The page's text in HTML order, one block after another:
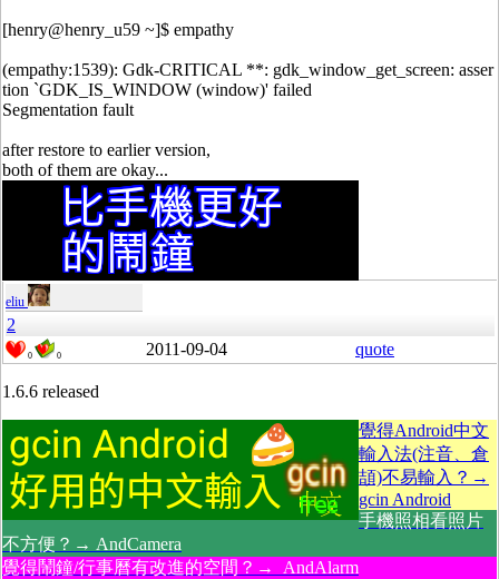
[henry@henry_u59 ~]$ empathy
(empathy:1539): Gdk-CRITICAL **: gdk_window_get_screen: asser
tion `GDK_IS_WINDOW (window)' failed
Segmentation fault
after restore to earlier version,
both of them are okay...
eliu
2
0 0 2011-09-04 quote
1.6.6 released
覺得Android中文
輸入法(注音、倉
頡)不易輸入？→
gcin Android
手機照相看照片
不方便？→ AndCamera
覺得鬧鐘/行事曆有改進的空間？→ AndAlarm